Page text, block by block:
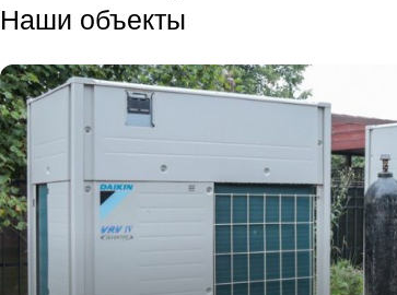
Наши объекты